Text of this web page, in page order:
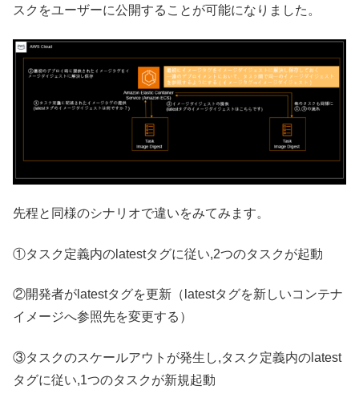
スクをユーザーに公開することが可能になりました。
先程と同様のシナリオで違いをみてみます。
①タスク定義内のlatestタグに従い,2つのタスクが起動
②開発者がlatestタグを更新（latestタグを新しいコンテナ
イメージへ参照先を変更する）
③タスクのスケールアウトが発生し,タスク定義内のlatest
タグに従い,1つのタスクが新規起動